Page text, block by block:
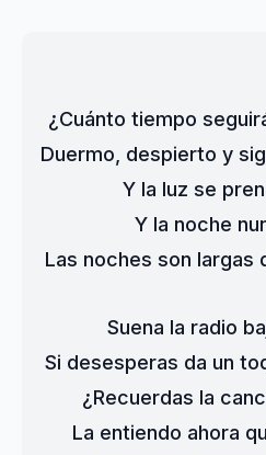
¿Cuánto tiempo
Duermo, despierto y
Y la luz se
Y la noche
Las noches son largas
Suena la radio
Si desesperas da un
¿Recuerdas la
La entiendo ahora